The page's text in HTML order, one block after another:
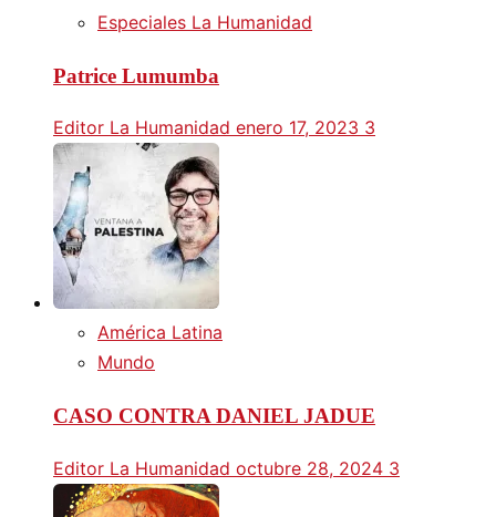
Especiales La Humanidad
Patrice Lumumba
Editor La Humanidad enero 17, 2023 3
América Latina
Mundo
CASO CONTRA DANIEL JADUE
Editor La Humanidad octubre 28, 2024 3